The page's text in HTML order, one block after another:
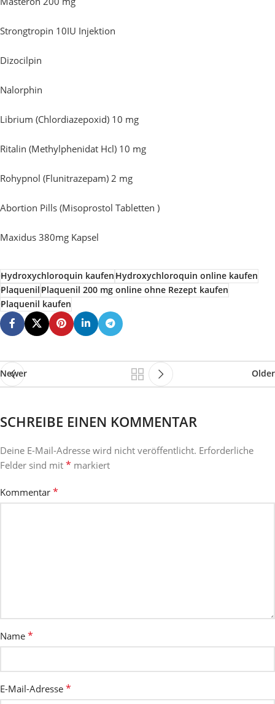
Strongtropin 10IU Injektion
Dizocilpin
Nalorphin
Librium (Chlordiazepoxid) 10 mg
Ritalin (Methylphenidat Hcl) 10 mg
Rohypnol (Flunitrazepam) 2 mg
Abortion Pills (Misoprostol Tabletten )
Maxidus 380mg Kapsel
Hydroxychloroquin kaufenHydroxychloroquin online kaufen
PlaquenilPlaquenil 200 mg online ohne Rezept kaufen
Plaquenil kaufen
Newer Older
SCHREIBE EINEN KOMMENTAR
Deine E-Mail-Adresse wird nicht veröffentlicht. Erforderliche
Felder sind mit * markiert
Kommentar *
Name *
E-Mail-Adresse *